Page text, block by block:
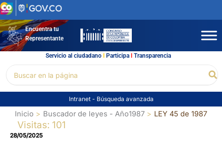
Ir
al
contenidoEncuentra tu
Representante
Servicio al ciudadano l Participal Transparencia
por:
Intranet - Búsqueda avanzada
Inicio Buscador de leyes - Año1987 LEY 45 de 1987
Visitas: 101
28/05/2025